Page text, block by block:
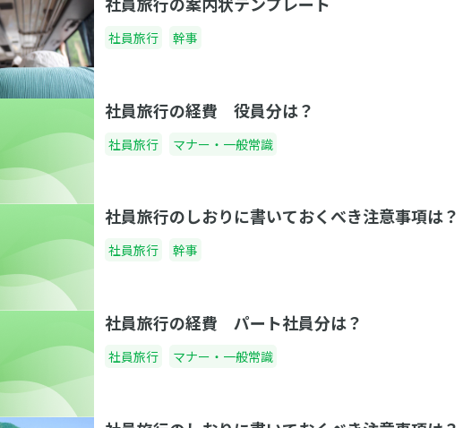
社員旅行 幹事
社員旅行の経費 役員分は？
社員旅行 マナー・一般常識
社員旅行のしおりに書いておくべき注意事項は？
社員旅行 幹事
社員旅行の経費 パート社員分は？
社員旅行 マナー・一般常識